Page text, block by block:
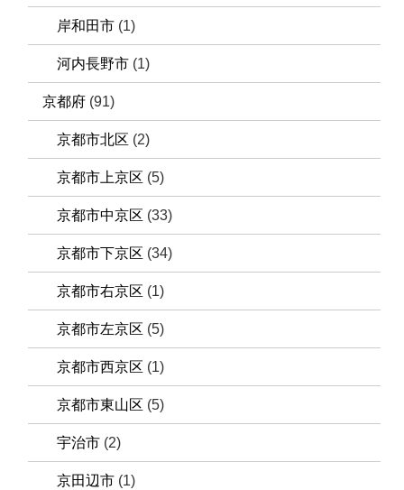
岸和田市 (1)
河内長野市 (1)
京都府 (91)
京都市北区 (2)
京都市上京区 (5)
京都市中京区 (33)
京都市下京区 (34)
京都市右京区 (1)
京都市左京区 (5)
京都市西京区 (1)
京都市東山区 (5)
宇治市 (2)
京田辺市 (1)